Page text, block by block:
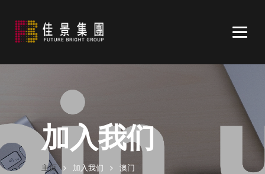
加入我们
主页 加入我们 澳门